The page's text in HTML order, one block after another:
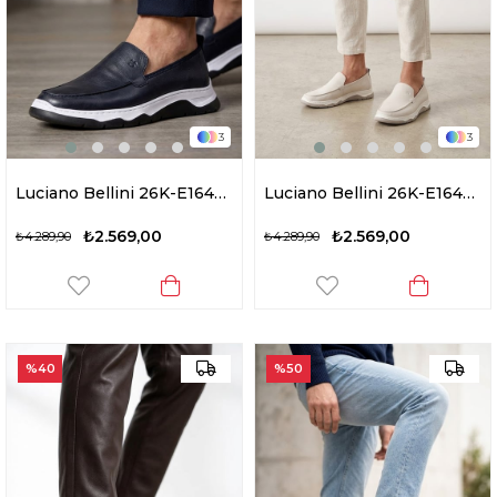
3
Luciano Bellini 26K-E16401 Formal Erkek Casual Ayakkabı Lacivert
₺2.569,00
₺4.289,90
3
Luciano Bellini 26K-E16401 Formal Erkek Casual Ayakkabı Krem
₺2.569,00
₺4.289,90
%40 %50